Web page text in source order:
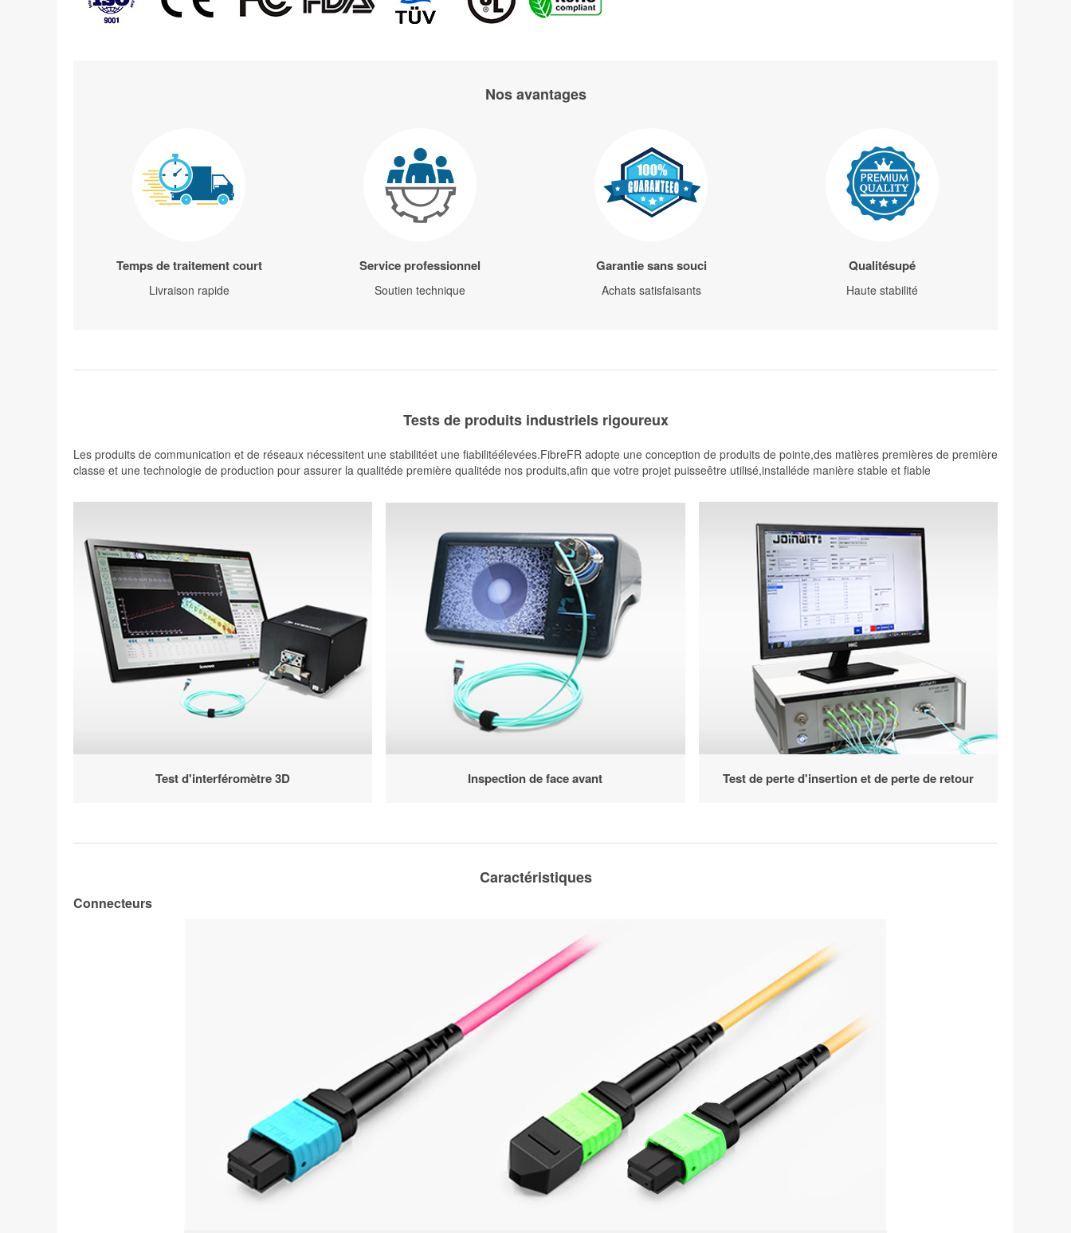
Nos avantages
Temps de traitement court
Livraison rapide
Service professionnel
Soutien technique
Garantie sans souci
Achats satisfaisants
Qualitésupé
Haute stabilité
Tests de produits industriels rigoureux
Les produits de communication et de réseaux nécessitent une stabilitéet une fiabilitéélevées.FibreFR adopte une conception de produits de pointe,des matières premières de première
classe et une technologie de production pour assurer la qualitéde première qualitéde nos produits,afin que votre projet puisseêtre utilisé,installéde manière stable et fiable
Test d'interféromètre 3D Inspection de face avant Test de perte d'insertion et de perte de retour
Caractéristiques
Connecteurs